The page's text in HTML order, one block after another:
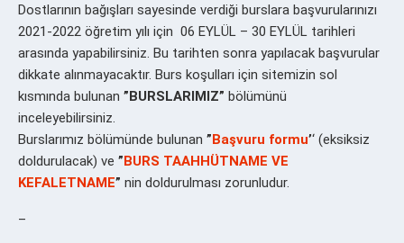
Dostlarının bağışları sayesinde verdiği burslara başvurularınızı
2021-2022 öğretim yılı için 06 EYLÜL – 30 EYLÜL tarihleri
arasında yapabilirsiniz. Bu tarihten sonra yapılacak başvurular
dikkate alınmayacaktır. Burs koşulları için sitemizin sol
kısmında bulunan ”BURSLARIMIZ” bölümünü
inceleyebilirsiniz.
Burslarımız bölümünde bulunan ”Başvuru formu’‘ (eksiksiz
doldurulacak) ve ”BURS TAAHHÜTNAME VE
KEFALETNAME” nin doldurulması zorunludur.
–